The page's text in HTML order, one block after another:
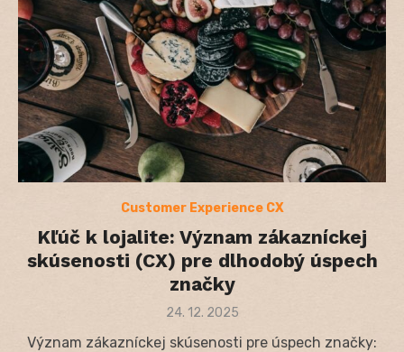
Customer Experience CX
Kľúč k lojalite: Význam zákazníckej
skúsenosti (CX) pre dlhodobý úspech
značky
Posted
24. 12. 2025
Význam zákazníckej skúsenosti pre úspech značky: